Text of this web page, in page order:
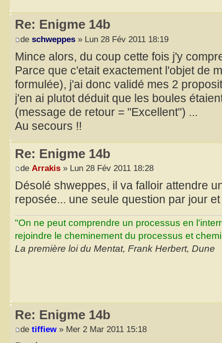
Re: Enigme 14b
de schweppes » Lun 28 Fév 2011 18:19
Mince alors, du coup cette fois j'y
Parce que c'etait exactement l'objet de
formulée), j'ai donc validé mes 2
j'en ai plutot déduit que les boules
(message de retour = "Excellent") ...
Au secours !!
Re: Enigme 14b
de Arrakis » Lun 28 Fév 2011 18:28
Désolé shweppes, il va falloir attendre
reposée... une seule question par jour
"On ne peut comprendre un processus en
rejoindre le cheminement du processus et
La première loi du Mentat, Frank Herbert, Dune
Re: Enigme 14b
de tiffiew» Mer 2 Mar 2011 15:18